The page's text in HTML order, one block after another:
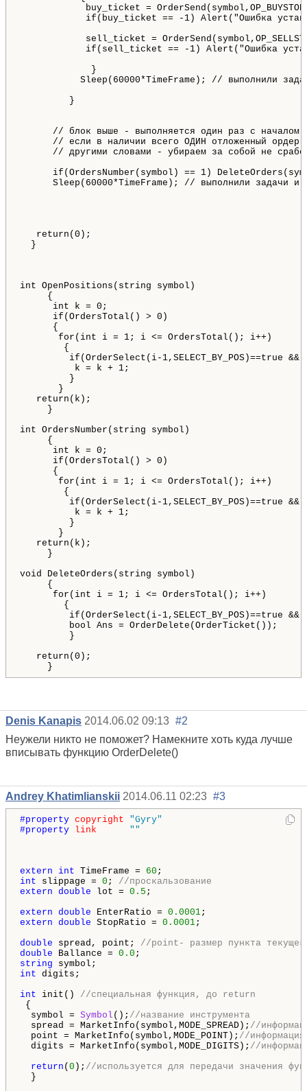
buy_ticket =
if(buy_ticket == -1) Alert("Ошибка
sell_ticket =
if(sell_ticket == -1) Alert("Ошибка
             }
Sleep(60000*TimeFrame); // выполнили
         }
// блок выше - выполняется один раз с началом
// если в наличии всего ОДИН отложенный
// другими словами - убираем за собой не
if(OrdersNumber(symbol) == 1)
Sleep(60000*TimeFrame); // выполнили задачи
   return(0);
  }
int OpenPositions(string symbol)
     {
      int k = 0;
      if(OrdersTotal() > 0)
      {
       for(int i = 1; i <= OrdersTotal(); i++)
        {
if(OrderSelect(i-1,SELECT_BY_POS)==true
          k = k + 1;
         }
       }
   return(k);
     }
int OrdersNumber(string symbol)
     {
      int k = 0;
      if(OrdersTotal() > 0)
      {
       for(int i = 1; i <= OrdersTotal(); i++)
        {
if(OrderSelect(i-1,SELECT_BY_POS)==true
          k = k + 1;
         }
       }
   return(k);
     }
void DeleteOrders(string symbol)
     {
      for(int i = 1; i <= OrdersTotal(); i++)
        {
if(OrderSelect(i-1,SELECT_BY_POS)==true
         bool Ans = OrderDelete(OrderTicket());
         }
   return(0);
     }
Denis Kanapis 2014.06.02 09:13 #2
Неужели никто не поможет? Намекните хоть куда лучше
вписывать функцию OrderDelete()
Andrey Khatimlianskii 2014.06.11 02:23 #3
#property copyright
"Gyry"
#property link ""
extern int TimeFrame = 60
int slippage = 0 ; //проскальзование
extern double lot = 0.5 ;
extern double EnterRatio = 0.0001
extern double StopRatio = 0.0001;
double spread, point; //point- размер пункта
double Ballance = 0.0
string
int digits;
int init() //специальная функция, до return
{
symbol = Symbol (); //название инструмента
spread = MarketInfo(symbol,MODE_SPREAD); //
point = MarketInfo(symbol,MODE_POINT); //
digits = MarketInfo(symbol,MODE_DIGITS); //
return (0 ); //используется для передачи значения
}